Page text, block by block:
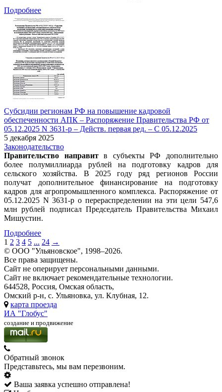
Подробнее
Субсидии регионам РФ на повышение кадровой
обеспеченности АПК – Распоряжение Правительства РФ от
05.12.2025 N 3631-р – Действ. первая ред. – С 05.12.2025
5 декабря 2025
Законодательство
Правительство направитв субъекты РФ дополнительно
более полумиллиарда рублей на подготовку кадров для
сельского хозяйства. В 2025 году ряд регионов России
получат дополнительное финансирование на подготовку
кадров для агропромышленного комплекса. Распоряжение от
05.12.2025 N 3631-р о перераспределении на эти цели 547,6
млн рублей подписал Председатель Правительства Михаил
Мишустин.
Подробнее
1 2 3 4 5 ... 24 →
© ООО "Ульяновское", 1998–2026.
Все права защищены.
Сайт не оперирует персональными данными.
Сайт не включает рекомендательные технологии.
644528, Россия, Омская область,
Омский р-н, с. Ульяновка, ул. Клубная, 12.
карта проезда
ИА "Глобус"
создание и продвижение
Обратный звонок
Представьтесь, мы вам перезвоним.
Ваша заявка успешно отправлена!